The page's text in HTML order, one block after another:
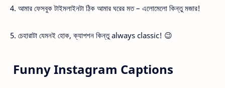
4. আমার ফেসবুক টাইমলাইনটা ঠিক আমার ঘরের মত – এলোমেলো কিন্তু মজার!
5. চেহারাটা যেমনই হোক, ক্যাপশন কিন্তু always classic! 😉
Funny Instagram Captions